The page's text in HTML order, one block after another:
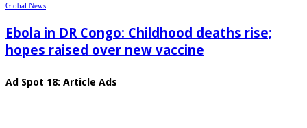
Global News
Ebola in DR Congo: Childhood deaths rise;
hopes raised over new vaccine
Ad Spot 18: Article Ads